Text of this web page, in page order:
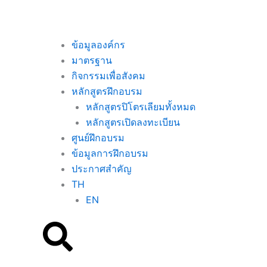
ข้อมูลองค์กร
มาตรฐาน
กิจกรรมเพื่อสังคม
หลักสูตรฝึกอบรม
หลักสูตรปิโตรเลียมทั้งหมด
หลักสูตรเปิดลงทะเบียน
ศูนย์ฝึกอบรม
ข้อมูลการฝึกอบรม
ประกาศสำคัญ
TH
EN